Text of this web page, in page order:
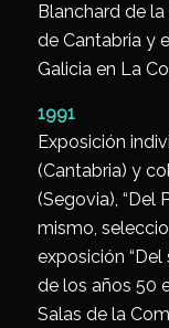
Blanchard de
de Cantabria y
Galicia en La
1991
Exposición
(Cantabria) y
(Segovia), “Del
mismo,
exposición
de los años 50
Salas de la